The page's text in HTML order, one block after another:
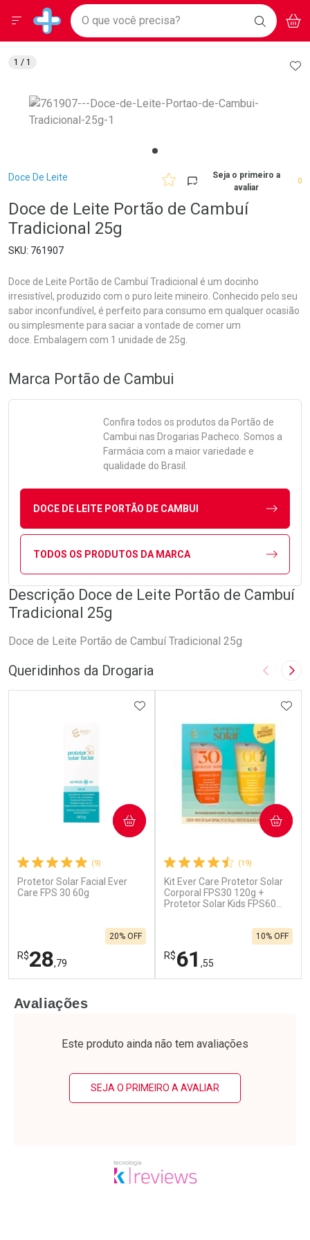
Drogarias Pacheco
Baixe nosso APP e aproveite Ofertas Exclusivas!
BAIXE
O APP
Ir direto para a home
pela página
Ir direto para o conteúdo
Ir direto para a busca
Ir direto para a conta
Ir direto para a notificações
Ir direto para o carrinho
Ir direto para o menu
Faça a sua busca
O que você precisa? BUSCAR
Menu
Breadcrumb
Doce De Leite
Seja o primeiro a
avaliar
0
Doce de Leite Portão de Cambuí
Tradicional 25g
761907
Doce de Leite Portão de Cambuí Tradicional é um docinho
irresistível, produzido com o puro leite mineiro. Conhecido pelo seu
sabor inconfundível, é perfeito para consumo em qualquer ocasião
ou simplesmente para saciar a vontade de comer um
doce. Embalagem com 1 unidade de 25g.
1 / 1
Marca Portão de Cambui
Confira todos os produtos da Portão de
Cambui nas Drogarias Pacheco. Somos a
Farmácia com a maior variedade e
qualidade do Brasil.
DOCE DE LEITE PORTÃO DE CAMBUI
TODOS OS PRODUTOS DA MARCA
Descrição Doce de Leite Portão de Cambuí
Tradicional 25g
Doce de Leite Portão de Cambuí Tradicional 25g
Queridinhos da Drogaria Imagem
(9)
Protetor Solar Facial Ever
Care FPS 30 60g
R$28,79
20% OFF
ADICIONAR AOS FAVORITOS
COMPRAR
Laboratório
Por Menos
(19)
Kit Ever Care Protetor Solar
Corporal FPS30 120g +
Protetor Solar Kids FPS60
R$61 ,55
10% OFF
COMPRAR
Laboratório
Por Menos
Avaliações
Este produto ainda não tem avaliações
SEJA O PRIMEIRO A AVALIAR